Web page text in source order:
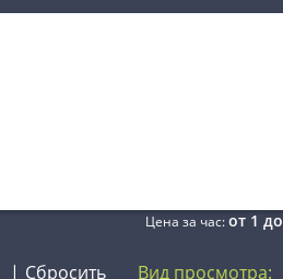
Цена за час:от 1 до
Сбросить Вид просмотра: